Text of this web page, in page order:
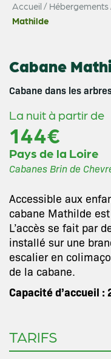
Accueil / Hébergements
Mathilde
Cabane
Cabane dans les
La nuit à partir de
144€
Pays de la Loire
Cabanes Brin de
Accessible aux
cabane Mathilde
L’accès se fait par
installé sur une
escalier en
de la cabane.
Capacité d’accueil :
TARIFS